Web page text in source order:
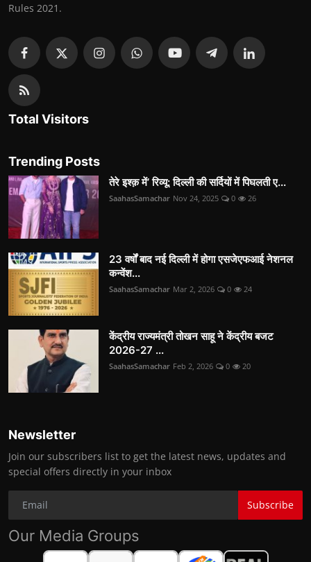
Rules 2021.
Total Visitors
Trending Posts
तेरे इश्क़ में’ रिव्यू: दिल्ली की सर्दियों में पिघलती ए...
SaahasSamachar Nov 24, 2025 0 26
23 वर्षों बाद नई दिल्ली में होगा एसजेएफआई नेशनल
कन्वेंश...
SaahasSamachar Mar 2, 2026 0 24
केंद्रीय राज्यमंत्री तोखन साहू ने केंद्रीय बजट
2026-27 ...
SaahasSamachar Feb 2, 2026 0 20
Newsletter
Join our subscribers list to get the latest news, updates and
special offers directly in your inbox
Subscribe
Our Media Groups